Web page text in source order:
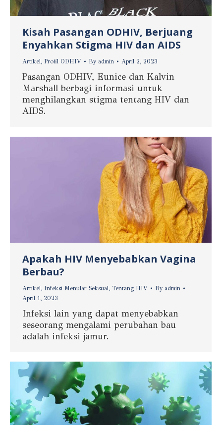
Kisah Pasangan ODHIV, Berjuang
Enyahkan Stigma HIV dan AIDS
Artikel, Profil ODHIV By admin April 2, 2023
Pasangan ODHIV, Eunice dan Kalvin
Marshall berbagi informasi untuk
menghilangkan stigma tentang HIV dan
AIDS.
Apakah HIV Menyebabkan Vagina
Berbau?
Artikel, Infeksi Menular Seksual, Tentang HIV By admin
April 1, 2023
Infeksi lain yang dapat menyebabkan
seseorang mengalami perubahan bau
adalah infeksi jamur.